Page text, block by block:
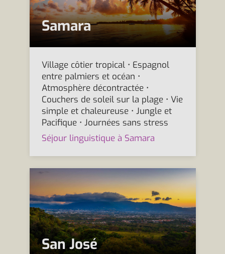
Samara
Village côtier tropical • Espagnol
entre palmiers et océan •
Atmosphère décontractée •
Couchers de soleil sur la plage • Vie
simple et chaleureuse • Jungle et
Pacifique • Journées sans stress
Séjour linguistique à Samara
San José